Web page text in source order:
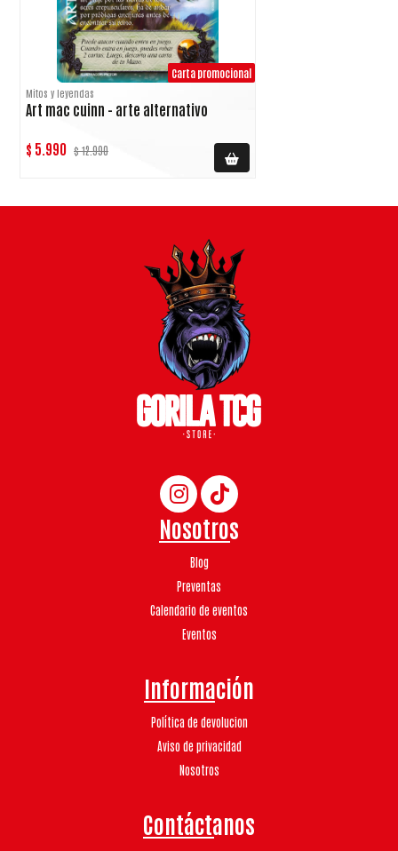
Carta promocional
Mitos y leyendas
Art mac cuinn - arte alternativo
$ 5.990 $ 12.990
Nosotros
Blog
Preventas
Calendario de eventos
Eventos
Información
Política de devolucion
Aviso de privacidad
Nosotros
Contáctanos